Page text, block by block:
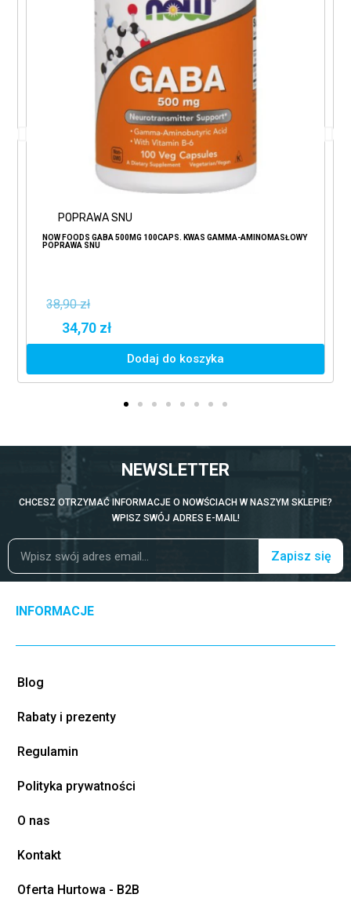
POPRAWA SNU
NOW FOODS GABA 500MG 100CAPS. KWAS GAMMA-AMINOMASŁOWY
POPRAWA SNU
38,90 zł
34,70 zł
Dodaj do koszyka
NEWSLETTER
CHCESZ OTRZYMAĆ INFORMACJE O NOWŚCIACH W NASZYM SKLEPIE?
WPISZ SWÓJ ADRES E-MAIL!
Zapisz się
INFORMACJE
Blog
Rabaty i prezenty
Regulamin
Polityka prywatności
O nas
Kontakt
Oferta Hurtowa - B2B